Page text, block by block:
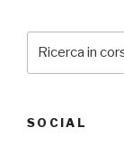
SOCIAL